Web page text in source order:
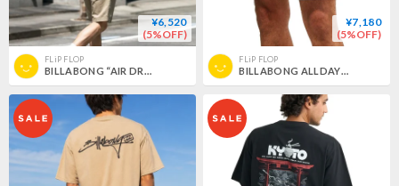
¥6,520
(5%OFF)
FLiP FLOP
BILLABONG “AIR DRY MESH”サーフTシャツ -ブラック
¥7,180
(5%OFF)
FLiP FLOP
BILLABONG ALLDAY LOTIDE ボードショーツ -モスグリーン